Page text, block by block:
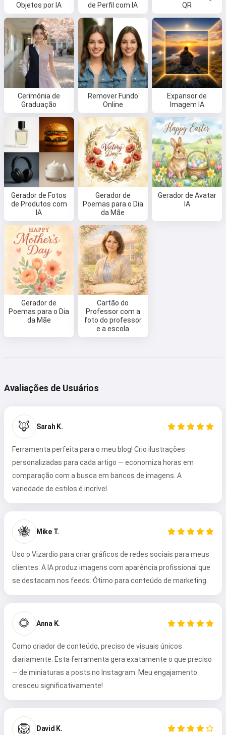
Objetos por IA
de Perfil com IA
QR
Cerimônia de
Graduação
Remover Fundo
Online
Expansor de
Imagem IA
Gerador de Fotos
de Produtos com
IA
Gerador de
Poemas para o Dia
da Mãe
Gerador de Avatar
IA
Gerador de
Poemas para o Dia
da Mãe
Cartão do
Professor com a
foto do professor
e a escola
Avaliações de Usuários
🦊 Sarah K.
Ferramenta perfeita para o meu blog! Crio ilustrações
personalizadas para cada artigo — economiza horas em
comparação com a busca em bancos de imagens. A
variedade de estilos é incrível.
🐝 Mike T.
Uso o Vizardio para criar gráficos de redes sociais para meus
clientes. A IA produz imagens com aparência profissional que
se destacam nos feeds. Ótimo para conteúdo de marketing.
🌻 Anna K.
Como criador de conteúdo, preciso de visuais únicos
diariamente. Esta ferramenta gera exatamente o que preciso
— de miniaturas a posts no Instagram. Meu engajamento
cresceu significativamente!
🦁 David K.
Oi 👋
Eu posso criar músicas, escrever
poemas e mensagens de parabéns
🥰
Experimente grátis
Eu aceito:Termos de Serviço
Política de Privacidade
Política de reembolso